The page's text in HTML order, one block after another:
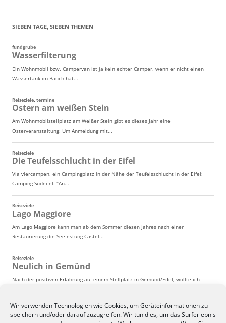
Wir verwenden Technologien wie Cookies, um Geräteinformationen zu
speichern und/oder darauf zuzugreifen. Wir tun dies, um das Surferlebnis
SIEBEN TAGE, SIEBEN THEMEN